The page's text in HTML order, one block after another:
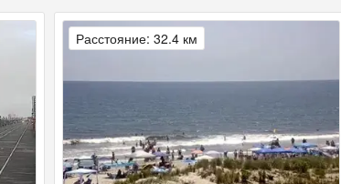
Расстояние: 32.4 км